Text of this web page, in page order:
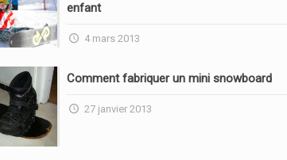
enfant
4 mars 2013
Comment fabriquer un mini snowboard
27 janvier 2013